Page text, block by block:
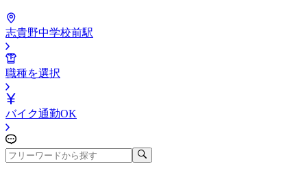
志貴野中学校前駅
職種を選択
バイク通勤OK